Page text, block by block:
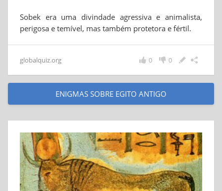
Sobek era uma divindade agressiva e animalista,
perigosa e temível, mas também protetora e fértil.
globalquiz.org 0
0
ENIGMAS SOBRE EGITO ANTIGO